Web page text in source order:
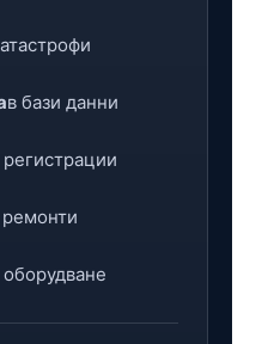
в бази данни
регистрации
оборудване